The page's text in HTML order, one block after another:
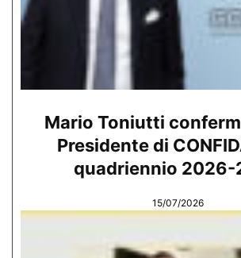
Mario Toniutti
Presidente di
quadriennio
15/07/2026